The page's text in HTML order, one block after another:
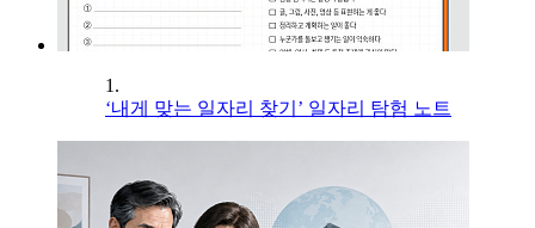
1.
‘내게 맞는 일자리 찾기’ 일자리 탐험 노트